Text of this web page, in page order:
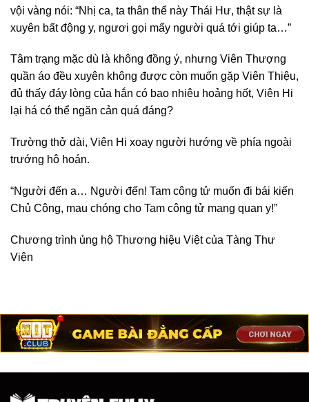
vội vàng nói: “Nhị ca, ta thân thể này Thái Hư, thật sự là
xuyên bất động y, ngươi gọi mấy người quá tới giúp ta…”
Tâm trạng mặc dù là không đồng ý, nhưng Viên Thượng
quần áo đều xuyên không được còn muốn gặp Viên Thiệu,
đủ thấy đáy lòng của hắn có bao nhiêu hoảng hốt, Viên Hi
lại há có thể ngăn cản quá đáng?
Trường thở dài, Viên Hi xoay người hướng về phía ngoài
trướng hô hoán.
“Người đến a… Người đến! Tam công tử muốn đi bái kiến
Chủ Công, mau chóng cho Tam công tử mang quan y!”
Chương trình ủng hộ Thương hiệu Việt của Tàng Thư
Viện